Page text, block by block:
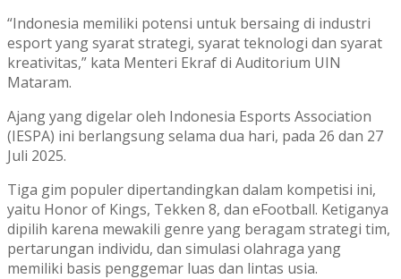
“Indonesia memiliki potensi untuk bersaing di industri
esport yang syarat strategi, syarat teknologi dan syarat
kreativitas,” kata Menteri Ekraf di Auditorium UIN
Mataram.
Ajang yang digelar oleh Indonesia Esports Association
(IESPA) ini berlangsung selama dua hari, pada 26 dan 27
Juli 2025.
Tiga gim populer dipertandingkan dalam kompetisi ini,
yaitu Honor of Kings, Tekken 8, dan eFootball. Ketiganya
dipilih karena mewakili genre yang beragam strategi tim,
pertarungan individu, dan simulasi olahraga yang
memiliki basis penggemar luas dan lintas usia.